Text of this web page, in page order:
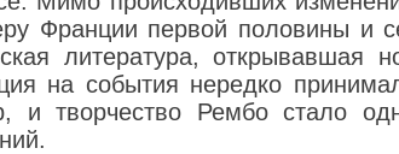
Франции первой половины и
литература, открывавшая
на события нередко
и творчество Рембо стало